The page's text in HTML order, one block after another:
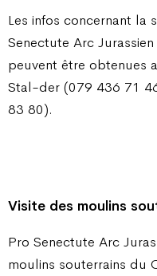
Les infos concernant la
Senectute Arc
peuvent être obtenues
Stal-der (079 436 71
83 80).
Visite des moulins
Pro Senectute Arc
moulins souterrains du